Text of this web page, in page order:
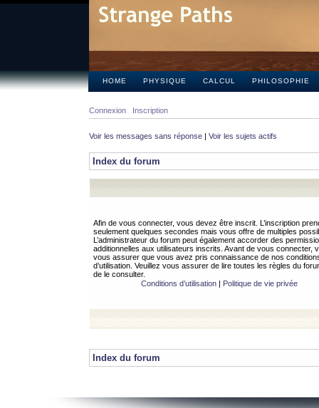
HOME PHYSIQUE CALCUL PHILOSOPHIE
Connexion Inscription
Voir les messages sans réponse | Voir les sujets actifs
Index du forum
Afin de vous connecter, vous devez être inscrit. L’inscription
seulement quelques secondes mais vous offre de multiples
L’administrateur du forum peut également accorder des
additionnelles aux utilisateurs inscrits. Avant de vous connecter,
vous assurer que vous avez pris connaissance de nos
d’utilisation. Veuillez vous assurer de lire toutes les règles du
de le consulter.
Conditions d’utilisation| Politique de vie privée
Index du forum